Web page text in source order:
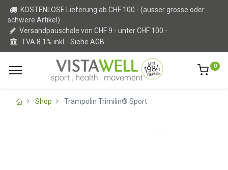
KOSTENLOSE Lieferung ab CHF 100.- (ausser grosse oder
schwere Artikel)
Versandpauschale von CHF 9.- unter CHF 100.-
TVA 8.1% inkl. Siehe AGB
0
Shop Trampolin Trimilin® Sport